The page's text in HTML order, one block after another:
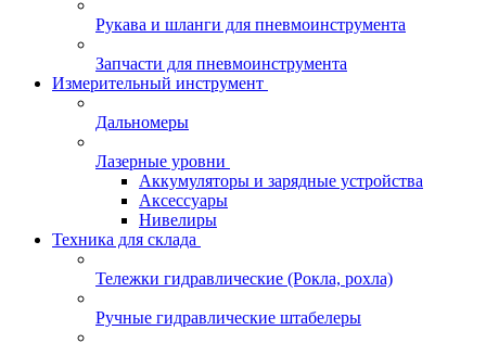
Рукава и шланги для пневмоинструмента
Запчасти для пневмоинструмента
Измерительный инструмент
Дальномеры
Лазерные уровни
Аккумуляторы и зарядные устройства
Аксессуары
Нивелиры
Техника для склада
Тележки гидравлические (Рокла, рохла)
Ручные гидравлические штабелеры